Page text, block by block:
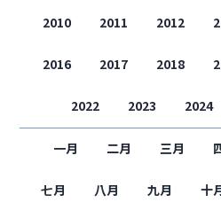
2010 2011 2012
2016 2017 2018
2022 2023 2024
一月 二月 三月
七月 八月 九月 十